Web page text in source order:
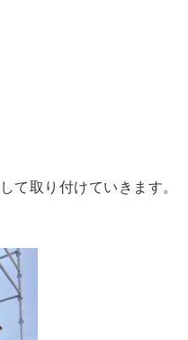
て取り付けていきます。